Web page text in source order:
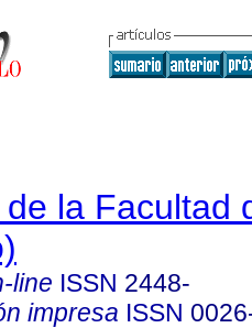
la Facultad
line ISSN 2448-
impresa ISSN